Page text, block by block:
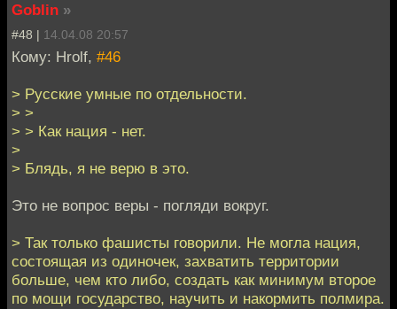
Goblin »
#48 | 14.04.08 20:57
Кому: Hrolf, #46
> Русские умные по отдельности.
> >
> > Как нация - нет.
>
> Блядь, я не верю в это.
Это не вопрос веры - погляди вокруг.
> Так только фашисты говорили. Не могла нация,
состоящая из одиночек, захватить территории
больше, чем кто либо, создать как минимум второе
по мощи государство, научить и накормить полмира.